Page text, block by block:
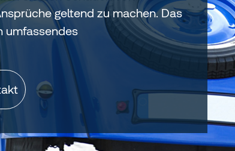
geltend zu machen. Das
umfassendes